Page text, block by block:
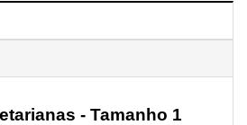
- Tamanho 1